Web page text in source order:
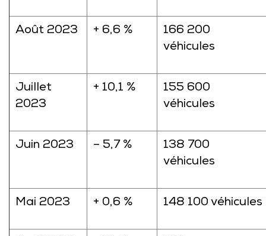
Août 2023 + 6,6 %
166 200
véhicules
Juillet
2023
+ 10,1 %
155 600
véhicules
Juin 2023 – 5,7 %
138 700
véhicules
Mai 2023 + 0,6 % 148 100 véhicules